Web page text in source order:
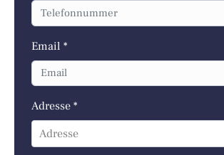
Email *
Adresse *
Adresse